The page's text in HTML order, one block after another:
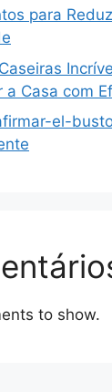
para
a Casa com
el-
to show.